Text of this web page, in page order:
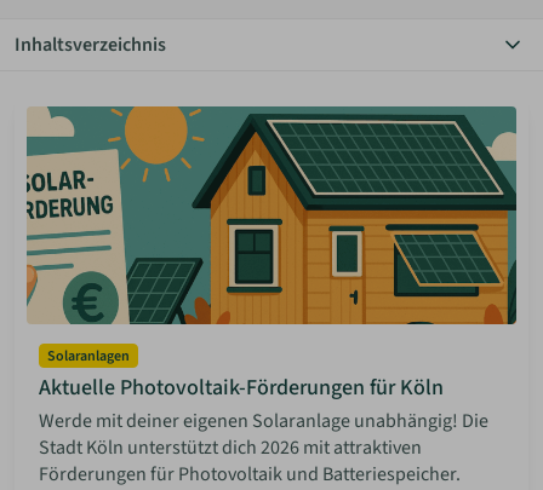
MERKLISTE
Inhaltsverzeichnis
Autarkie
Bauen Diy
Community
Einrichtung
Grundstücke
Haus & Garten
Hauskauf
Inspiration
Mieten & Vermieten
Minimalismus
Rechtliches
Solaranlagen
Sparen
Solaranlagen
Aktuelle Photovoltaik-Förderungen für Köln
Werde mit deiner eigenen Solaranlage unabhängig! Die
Stadt Köln unterstützt dich 2026 mit attraktiven
Förderungen für Photovoltaik und Batteriespeicher.